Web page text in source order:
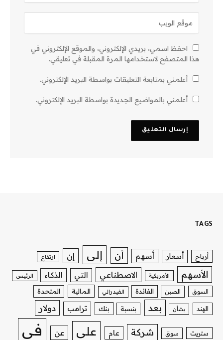
احفظ اسمي، بريدي الإلكتروني، والموقع الإلكتروني في
هذا المتصفح لاستخدامها المرة المقبلة في تعليقي.
أعلمني بمتابعة التعليقات بواسطة البريد الإلكتروني.
أعلمني بالمواضيع الجديدة بواسطة البريد الإلكتروني.
TAGS
أرباح أسعار أسهم أن إلى إن ارتفاع
الأسهم الأمريكية الاصطناعي التي الذكاء الرئيس
السوق الصين الفائدة الفيدرالي المالية المتحدة
الهند بشأن بعد بنسبة بنك ترامب دولار
ستريت سوق شركة عام على عن في